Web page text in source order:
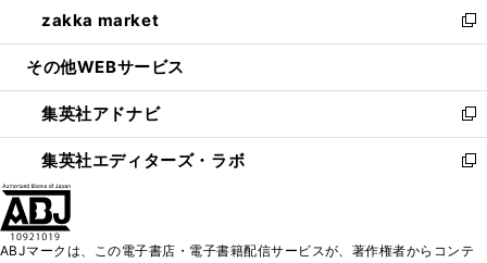
く
で
開
ド
ウ
開
く
ィ
ン
ウ
で
開
く
い
ウ
ン
ド
ウ
で
zakka market
新
し
ウ
ィ
ン
ド
く
その他WEBサービス
集英社アドナビ
新
し
い
ド
集英社エディターズ・ラボ
新
ィ
ABJマークは、この電子書店・電子書籍配信サービスが、著作権者からコンテ